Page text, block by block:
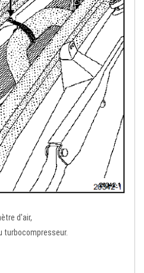
d'air,
turbocompresseur.